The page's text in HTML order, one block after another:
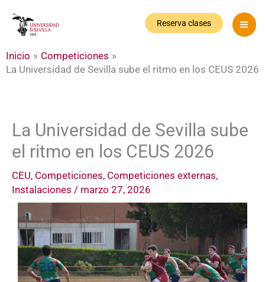
Reserva clases
Inicio
Competiciones
La Universidad de Sevilla sube el ritmo en los CEUS 2026
La Universidad de Sevilla sube
el ritmo en los CEUS 2026
CEU, Competiciones, Competiciones externas,
Instalaciones / marzo 27, 2026